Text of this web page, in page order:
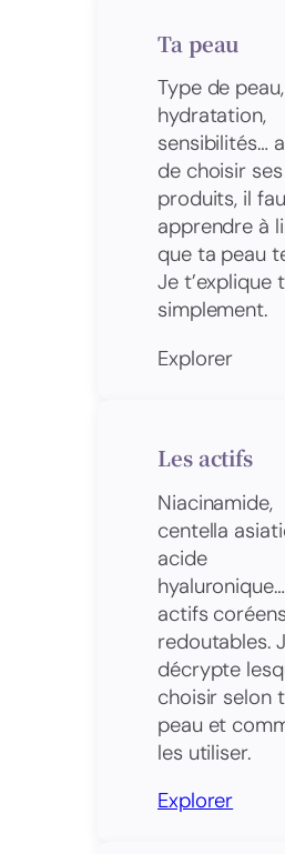
Ta peau
Type de peau,
hydratation,
sensibilités…
de choisir ses
produits, il
apprendre à
que ta peau
Je t’explique
simplement.
Explorer
Les actifs
Niacinamide,
centella
acide
actifs
redoutables.
décrypte
choisir selon
peau et
les utiliser.
Explorer